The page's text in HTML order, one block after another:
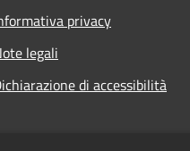
privacy
legali
di accessibilità